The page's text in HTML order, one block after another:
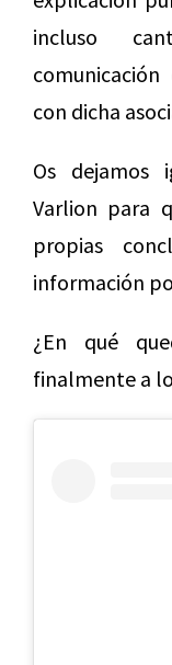
incluso
con dicha
Os
Varlion para
propias
información
¿En qué
finalmente a